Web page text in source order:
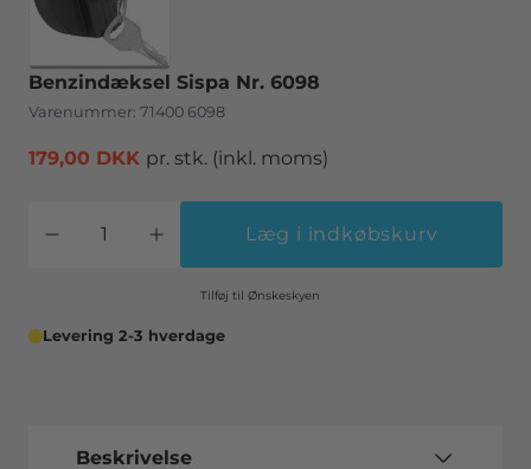
Benzindæksel Sispa Nr. 6098
Varenummer: 71400 6098
179,00 DKK pr. stk. (inkl. moms)
Læg i indkøbskurv
Tilføj til Ønskeskyen
Levering 2-3 hverdage
Beskrivelse